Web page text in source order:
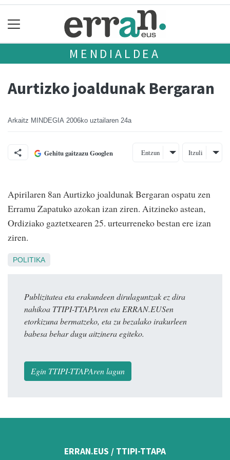
MENDIALDEA
Aurtizko joaldunak Bergaran
Arkaitz MINDEGIA 2006ko uztailaren 24a
Gehitu gaitzazu Googlen Entzun Itzuli
Apirilaren 8an Aurtizko joaldunak Bergaran ospatu zen
Erramu Zapatuko azokan izan ziren. Aitzineko astean,
Ordiziako gaztetxearen 25. urteurreneko bestan ere izan
ziren.
POLITIKA
Publizitatea eta erakundeen dirulaguntzak ez dira
nahikoa TTIPI-TTAPAren eta ERRAN.EUSen
etorkizuna bermatzeko, eta zu bezalako irakurleen
babesa behar dugu aitzinera egiteko.
Egin TTIPI-TTAPAren lagun
ERRAN.EUS / TTIPI-TTAPA